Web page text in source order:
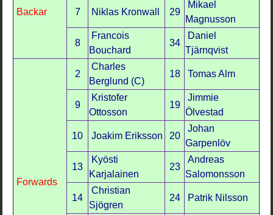
Backar 7 Niklas Kronwall 29
Mikael
Magnusson
8
Francois
Bouchard
34
Daniel
Tjärnqvist
Forwards
2
Charles
Berglund (C)
18 Tomas Alm
9
Kristofer
Ottosson
19
Jimmie
Ölvestad
10 Joakim Eriksson 20
Johan
Garpenlöv
13
Kyösti
Karjalainen
23
Andreas
Salomonsson
14
Christian
Sjögren
24 Patrik Nilsson